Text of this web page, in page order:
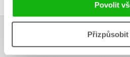
Povolit
Přizpůsobit
HODNOCENÍ ČTENÁŘŮ